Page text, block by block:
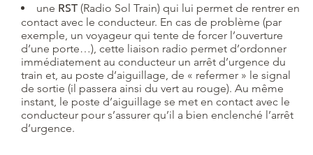
une RST (Radio Sol Train) qui lui permet de rentrer en
contact avec le conducteur. En cas de problème (par
exemple, un voyageur qui tente de forcer l’ouverture
d’une porte…), cette liaison radio permet d’ordonner
immédiatement au conducteur un arrêt d’urgence du
train et, au poste d’aiguillage, de « refermer » le signal
de sortie (il passera ainsi du vert au rouge). Au même
instant, le poste d’aiguillage se met en contact avec le
conducteur pour s’assurer qu’il a bien enclenché l’arrêt
d’urgence.